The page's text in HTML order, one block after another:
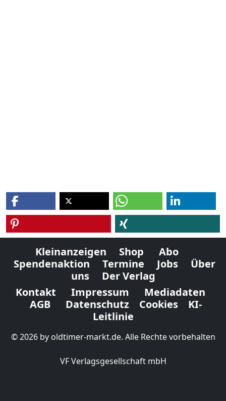
Kleinanzeigen Shop
Abo
Spendenaktion
Termine Jobs
Über
uns
Der Verlag
Kontakt
Impressum
Mediadaten
AGB
Datenschutz Cookies
KI-
Leitlinie
© 2026 by oldtimer-markt.de. Alle Rechte vorbehalten
VF Verlagsgesellschaft mbH